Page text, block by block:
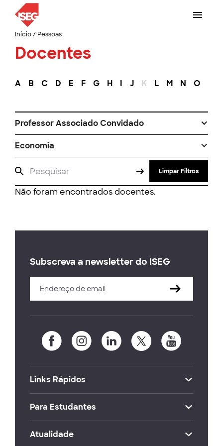
Início/ Pessoas
Docentes
A B C D E F G H I J K L M N O
Professor Associado Convidado
Economia
Limpar Filtros
Não foram encontrados docentes.
Subscreva a newsletter do ISEG
Links Rápidos
Para Estudantes
Atualidade